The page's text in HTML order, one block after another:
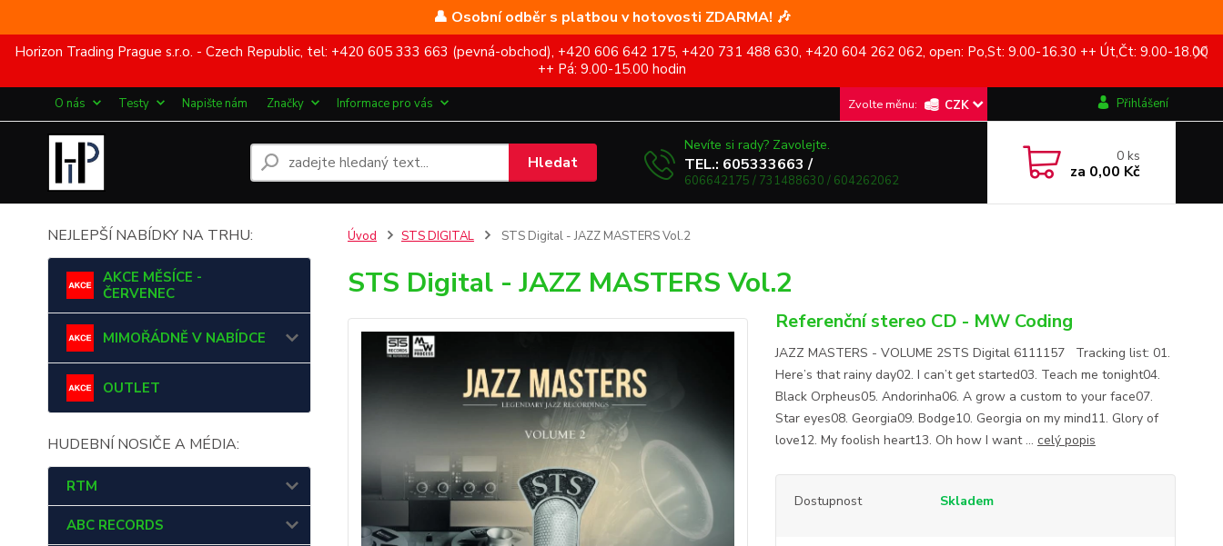
👤 Osobní odběr s platbou v hotovosti ZDARMA! 🎶
Horizon Trading Prague s.r.o. - Czech Republic, tel: +420 605 333 663 (pevná-obchod), +420 606 642 175, +420 731 488 630, +420 604 262 062, open: Po,St: 9.00-16.30 ++ Út,Čt: 9.00-18.00
++ Pá: 9.00-15.00 hodin
O nás Testy Napište nám Značky Informace pro vás CZK Přihlášení
Hledat
Nevíte si rady? Zavolejte.
TEL.: 605333663 /
606642175 / 731488630 / 604262062
0ks
za 0,00 Kč
NEJLEPŠÍ NABÍDKY NA TRHU:
AKCE MĚSÍCE -
ČERVENEC
MIMOŘÁDNĚ V NABÍDCE
OUTLET
HUDEBNÍ NOSIČE A MÉDIA:
RTM
ABC RECORDS
Úvod STS DIGITAL STS Digital - JAZZ MASTERS Vol.2
STS Digital - JAZZ MASTERS Vol.2
Referenční stereo CD - MW Coding
JAZZ MASTERS - VOLUME 2STS Digital 6111157 Tracking list: 01.
Here’s that rainy day02. I can’t get started03. Teach me tonight04.
Black Orpheus05. Andorinha06. A grow a custom to your face07.
Star eyes08. Georgia09. Bodge10. Georgia on my mind11. Glory of
love12. My foolish heart13. Oh how I want ... celý popis
Dostupnost Skladem